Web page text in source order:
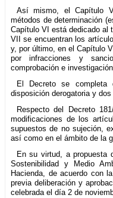
Así mismo, el Capítulo
métodos de determinación
Capítulo VI está dedicado al
VII se encuentran los
y, por último, en el Capítulo
por infracciones y
comprobación e
El Decreto se completa
disposición derogatoria y
Respecto del Decreto
modificaciones de los
supuestos de no sujeción,
así como en el ámbito de la
En su virtud, a propuesta
Sostenibilidad y Medio
Hacienda, de acuerdo con
previa deliberación y
celebrada el día 2 de